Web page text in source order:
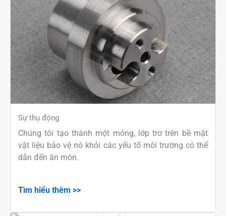
Sự thụ động
Chúng tôi tạo thành một mỏng, lớp trơ trên bề mặt
vật liệu bảo vệ nó khỏi các yếu tố môi trường có thể
dẫn đến ăn mòn.
Tìm hiểu thêm >>